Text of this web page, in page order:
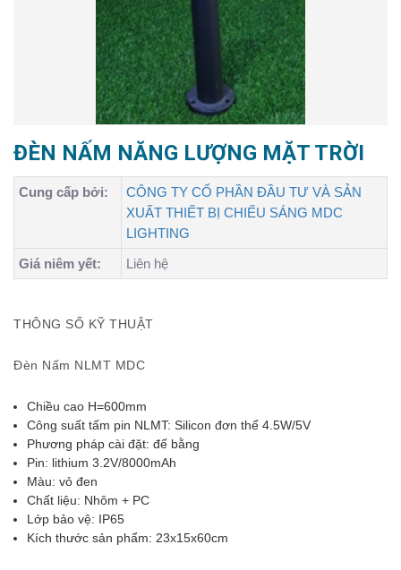
ĐÈN NẤM NĂNG LƯỢNG MẶT TRỜI
Cung cấp bởi:
CÔNG TY CỔ PHẦN ĐẦU TƯ VÀ SẢN
XUẤT THIẾT BỊ CHIẾU SÁNG MDC
LIGHTING
Giá niêm yết:
Liên hệ
THÔNG SỐ KỸ THUẬT
Đèn Nấm NLMT MDC
Chiều cao H=600mm
Công suất tấm pin NLMT: Silicon đơn thể 4.5W/5V
Phương pháp cài đặt: đế bằng
Pin: lithium 3.2V/8000mAh
Màu: vỏ đen
Chất liệu: Nhôm + PC
Lớp bảo vệ: IP65
Kích thước sản phẩm: 23x15x60cm